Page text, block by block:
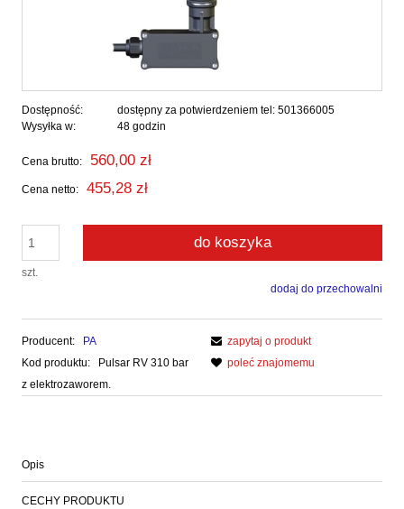
Dostępność:
dostępny za potwierdzeniem tel: 501366005
Wysyłka w:
48 godzin
Cena brutto: 560,00 zł
Cena netto: 455,28 zł
szt.
do koszyka
dodaj do przechowalni
Producent:
PA
Kod produktu:
Pulsar RV 310 bar
z elektrozaworem.
zapytaj o produkt
poleć znajomemu
Opis
CECHY PRODUKTU